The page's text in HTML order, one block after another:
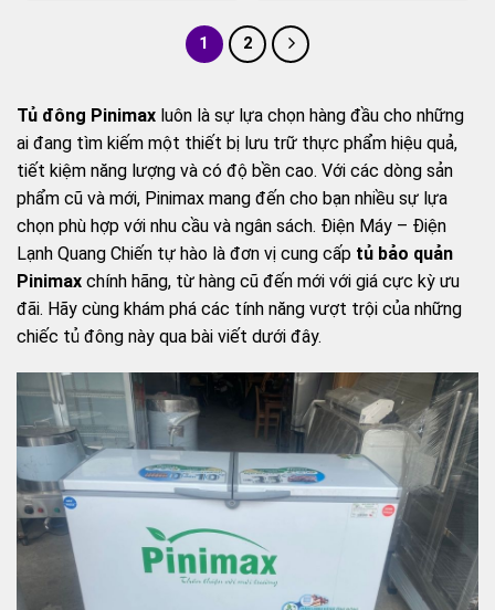
Tủ đông Pinimax luôn là sự lựa chọn hàng đầu cho những
ai đang tìm kiếm một thiết bị lưu trữ thực phẩm hiệu quả,
tiết kiệm năng lượng và có độ bền cao. Với các dòng sản
phẩm cũ và mới, Pinimax mang đến cho bạn nhiều sự lựa
chọn phù hợp với nhu cầu và ngân sách. Điện Máy – Điện
Lạnh Quang Chiến tự hào là đơn vị cung cấp tủ bảo quản
Pinimax chính hãng, từ hàng cũ đến mới với giá cực kỳ ưu
đãi. Hãy cùng khám phá các tính năng vượt trội của những
chiếc tủ đông này qua bài viết dưới đây.
1 2